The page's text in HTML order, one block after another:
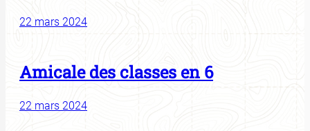
22 mars 2024
Amicale des classes en 6
22 mars 2024